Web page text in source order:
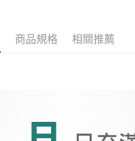
商品規格 相關推薦